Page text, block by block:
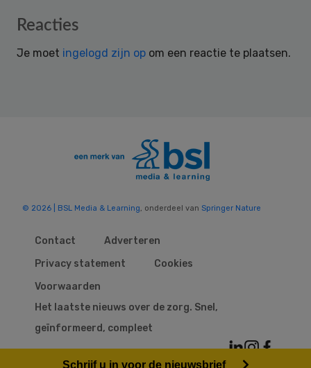
Reader
Reacties
Je moet ingelogd zijn op om een reactie te plaatsen.
© 2026 | BSL Media & Learning , onderdeel van Springer Nature
Contact
Adverteren
Privacy statement
Cookies
Voorwaarden
Het laatste nieuws over de zorg. Snel,
geïnformeerd, compleet
Schrijf u in voor de nieuwsbrief